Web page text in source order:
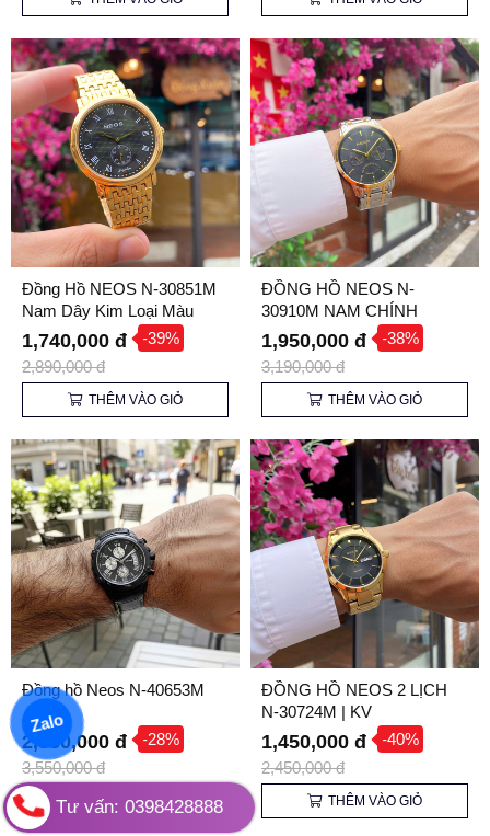
Đồng Hồ NEOS N-30851M
Nam Dây Kim Loại Màu
Vàng, Mặt Đen, Kính
Sapphire, Chống Nước
3ATM
1,740,000 đ -39%
2,890,000 đ
THÊM VÀO GIỎ
ĐỒNG HỒ NEOS N-
30910M NAM CHÍNH
HÃNG
1,950,000 đ -38%
3,190,000 đ
THÊM VÀO GIỎ
Đồng hồ Neos N-40653M
2,550,000 đ -28%
3,550,000 đ
THÊM VÀO GIỎ
ĐỒNG HỒ NEOS 2 LỊCH
N-30724M | KV
1,450,000 đ -40%
2,450,000 đ
THÊM VÀO GIỎ
Tư vấn: 0398428888
Zalo